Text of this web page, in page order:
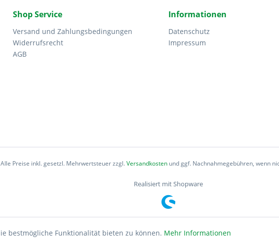
Shop Service
Versand und Zahlungsbedingungen
Widerrufsrecht
AGB
Informationen
Datenschutz
Impressum
Preise inkl. gesetzl. Mehrwertsteuer zzgl.Versandkostenund ggf. Nachnahmegebühren, wenn
Realisiert mit Shopware
bestmögliche Funktionalität bieten zu können. Mehr Informationen